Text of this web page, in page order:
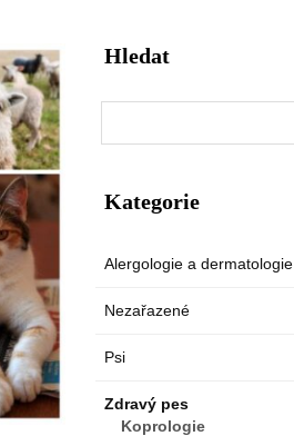
Hledat
Kategorie
Alergologie a dermatologie
Nezařazené
Psi
Zdravý pes
Koprologie